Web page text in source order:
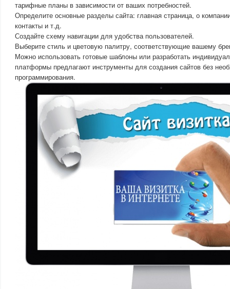
тарифные планы в зависимости от ваших потребностей.
Определите основные разделы сайта: главная страница, о
контакты и т.д.
Создайте схему навигации для удобства пользователей.
Выберите стиль и цветовую палитру, соответствующие вашему
Можно использовать готовые шаблоны или разработать
платформы предлагают инструменты для создания сайтов без
программирования.